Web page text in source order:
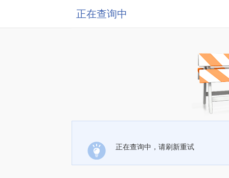
正在查询中
正在查询中，请刷新重试